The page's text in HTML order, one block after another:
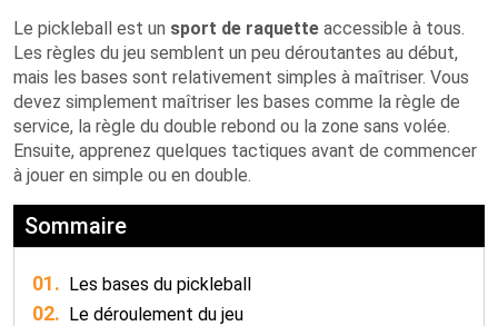
Le pickleball est un sport de raquette accessible à tous.
Les règles du jeu semblent un peu déroutantes au début,
mais les bases sont relativement simples à maîtriser. Vous
devez simplement maîtriser les bases comme la règle de
service, la règle du double rebond ou la zone sans volée.
Ensuite, apprenez quelques tactiques avant de commencer
à jouer en simple ou en double.
Sommaire
01. Les bases du pickleball
02. Le déroulement du jeu